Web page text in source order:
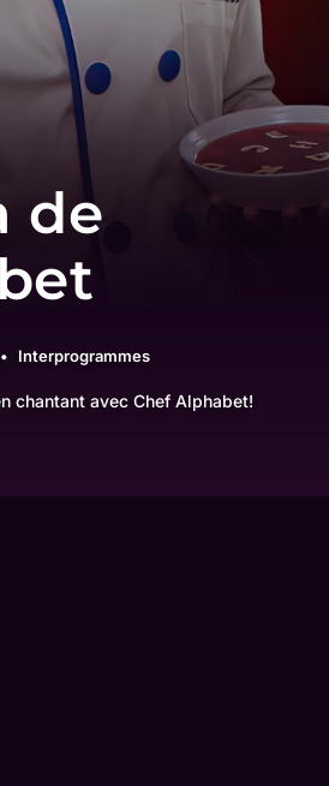
de
Interprogrammes
chantant avec Chef Alphabet!